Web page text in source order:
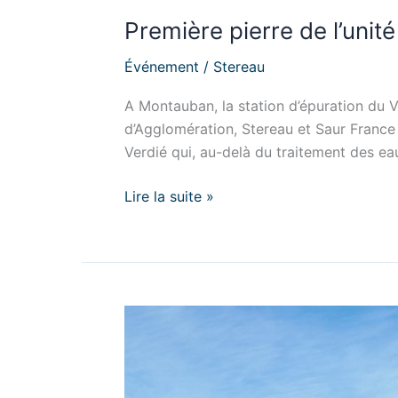
Première pierre de
Événement / Stereau
A Montauban, la station d’épuration du
d’Agglomération, Stereau et Saur
Verdié qui, au-delà du traitement des
Lire la suite »